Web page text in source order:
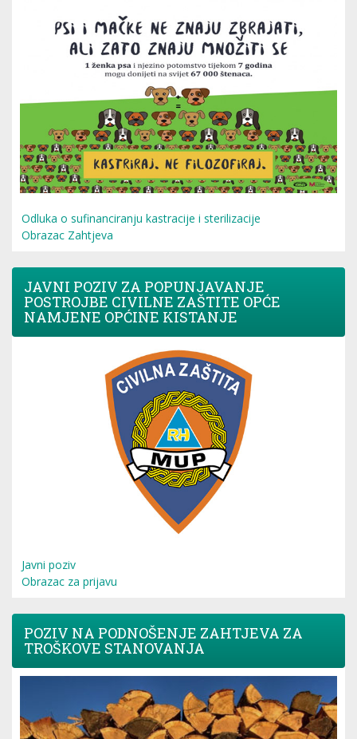
Odluka o sufinanciranju kastracije i sterilizacije
Obrazac Zahtjeva
JAVNI POZIV ZA POPUNJAVANJE
POSTROJBE CIVILNE ZAŠTITE OPĆE
NAMJENE OPĆINE KISTANJE
Javni poziv
Obrazac za prijavu
POZIV NA PODNOŠENJE ZAHTJEVA ZA
TROŠKOVE STANOVANJA